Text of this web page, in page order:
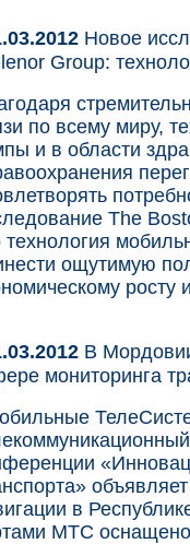
Новое
Group:
по всему миру,
и в области
The
технология
ощутимую
В
мониторинга
в
МТС